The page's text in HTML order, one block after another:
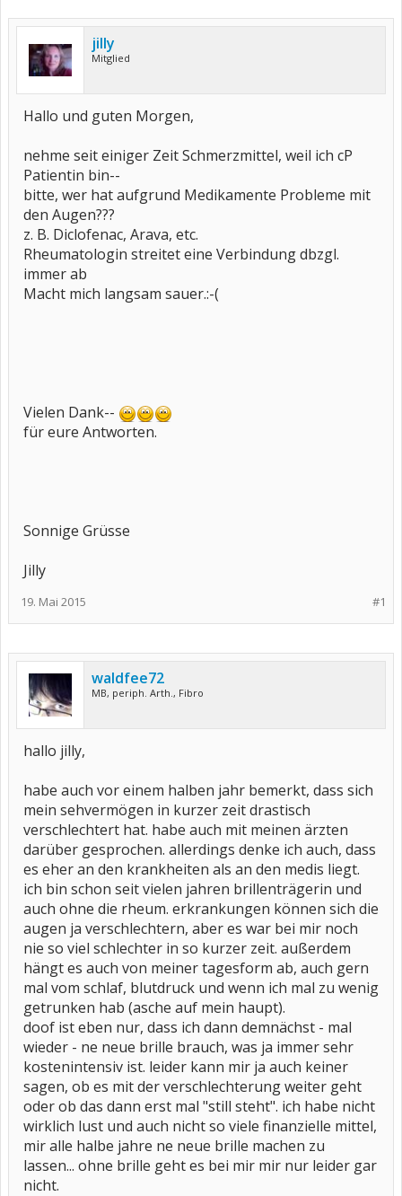
jilly
Mitglied
Hallo und guten Morgen,
nehme seit einiger Zeit Schmerzmittel, weil ich cP
Patientin bin--
bitte, wer hat aufgrund Medikamente Probleme mit
den Augen???
z. B. Diclofenac, Arava, etc.
Rheumatologin streitet eine Verbindung dbzgl.
immer ab
Macht mich langsam sauer.:-(
Vielen Dank--
für eure Antworten.
Sonnige Grüsse
Jilly
#1
19. Mai 2015
waldfee72
MB, periph. Arth., Fibro
hallo jilly,
habe auch vor einem halben jahr bemerkt, dass sich
mein sehvermögen in kurzer zeit drastisch
verschlechtert hat. habe auch mit meinen ärzten
darüber gesprochen. allerdings denke ich auch, dass
es eher an den krankheiten als an den medis liegt.
ich bin schon seit vielen jahren brillenträgerin und
auch ohne die rheum. erkrankungen können sich die
augen ja verschlechtern, aber es war bei mir noch
nie so viel schlechter in so kurzer zeit. außerdem
hängt es auch von meiner tagesform ab, auch gern
mal vom schlaf, blutdruck und wenn ich mal zu wenig
getrunken hab (asche auf mein haupt).
doof ist eben nur, dass ich dann demnächst - mal
wieder - ne neue brille brauch, was ja immer sehr
kostenintensiv ist. leider kann mir ja auch keiner
sagen, ob es mit der verschlechterung weiter geht
oder ob das dann erst mal "still steht". ich habe nicht
wirklich lust und auch nicht so viele finanzielle mittel,
mir alle halbe jahre ne neue brille machen zu
lassen... ohne brille geht es bei mir mir nur leider gar
nicht.